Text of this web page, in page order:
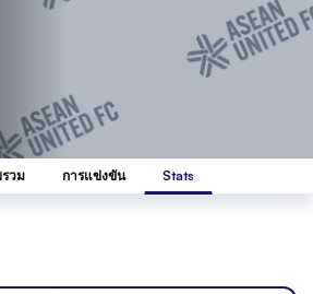
วม การแข่งขัน Stats